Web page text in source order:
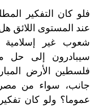
فلو كان التفكير
عند المستوى اللائق
شعوب غير إسلامية
سيبادرون إلى حل
فلسطين الأرض
جانب، سواء من مصر
عموما؟ ولو كان